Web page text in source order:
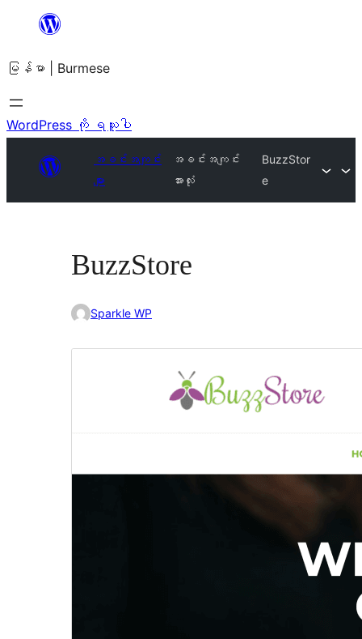
အကြောင်းအရာ
ကျော်သွား
ရန်
မြန်မာ | Burmese
WordPress ကို ရယူပါ
အခင်းအကျင်း
များ
အခင်းအကျင်း
အားလုံး
BuzzStor
e
BuzzStore
Sparkle WP